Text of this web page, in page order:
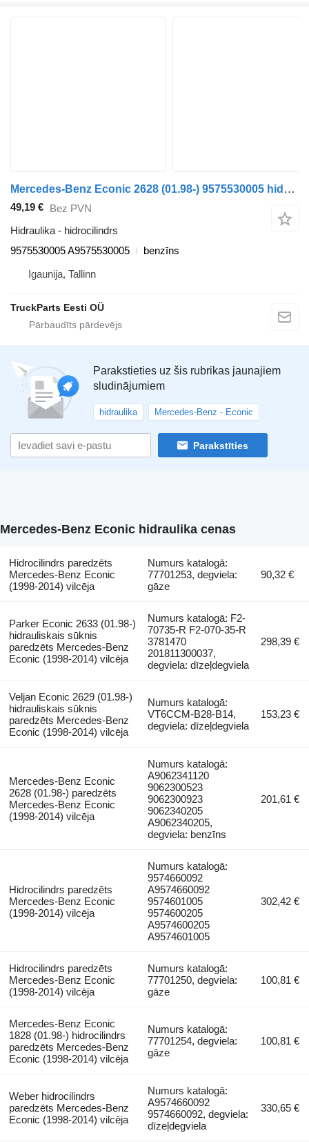
Mercedes-Benz Econic 2628 (01.98-) 9575530005 hidrocilindrs paredzēts Mercedes-Benz Econic (1998-2014) vilcēja
49,19 € Bez PVN
Hidraulika - hidrocilindrs
9575530005 A9575530005
benzīns
Igaunija, Tallinn
TruckParts Eesti OÜ
Parakstieties uz šis rubrikas jaunajiem
sludinājumiem
hidraulika Mercedes-Benz - Econic
Parakstīties
Mercedes-Benz Econic hidraulika cenas
Hidrocilindrs paredzēts
Mercedes-Benz Econic
(1998-2014) vilcēja
Numurs katalogā:
77701253, degviela:
gāze
90,32 €
Parker Econic 2633 (01.98-)
hidrauliskais sūknis
paredzēts Mercedes-Benz
Econic (1998-2014) vilcēja
Numurs katalogā: F2-
70735-R F2-070-35-R
3781470
201811300037,
degviela: dīzeļdegviela
298,39 €
Veljan Econic 2629 (01.98-)
hidrauliskais sūknis
paredzēts Mercedes-Benz
Econic (1998-2014) vilcēja
Numurs katalogā:
VT6CCM-B28-B14,
degviela: dīzeļdegviela
153,23 €
Mercedes-Benz Econic
2628 (01.98-) paredzēts
Mercedes-Benz Econic
(1998-2014) vilcēja
Numurs katalogā:
A9062341120
9062300523
9062300923
9062340205
A9062340205,
degviela: benzīns
201,61 €
Hidrocilindrs paredzēts
Mercedes-Benz Econic
(1998-2014) vilcēja
Numurs katalogā:
9574660092
A9574660092
9574601005
9574600205
A9574600205
A9574601005
302,42 €
Hidrocilindrs paredzēts
Mercedes-Benz Econic
(1998-2014) vilcēja
Numurs katalogā:
77701250, degviela:
gāze
100,81 €
Mercedes-Benz Econic
1828 (01.98-) hidrocilindrs
paredzēts Mercedes-Benz
Econic (1998-2014) vilcēja
Numurs katalogā:
77701254, degviela:
gāze
100,81 €
Weber hidrocilindrs
paredzēts Mercedes-Benz
Econic (1998-2014) vilcēja
Numurs katalogā:
A9574660092
9574660092, degviela:
dīzeļdegviela
330,65 €